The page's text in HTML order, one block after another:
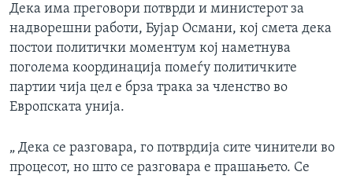
Дека има преговори потврди и министерот за
надворешни работи, Бујар Османи, кој смета дека
постои политички моментум кој наметнува
поголема координација помеѓу политичките
партии чија цел е брза трака за членство во
Европската унија.
„ Дека се разговара, го потврдија сите чинители во
процесот, но што се разговара е прашањето. Се